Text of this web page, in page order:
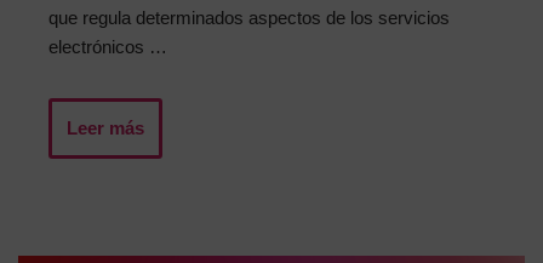
que regula determinados aspectos de los servicios
electrónicos …
Leer más